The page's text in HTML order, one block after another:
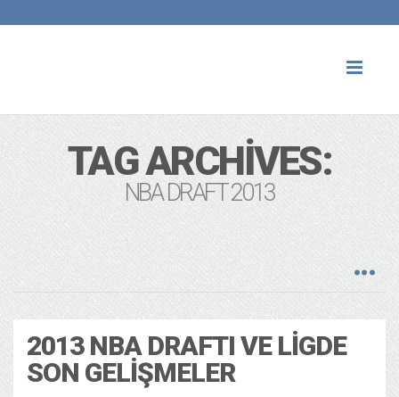
TAG ARCHIVES:
NBA DRAFT 2013
2013 NBA DRAFTI VE LIGDE
SON GELIŞMELER